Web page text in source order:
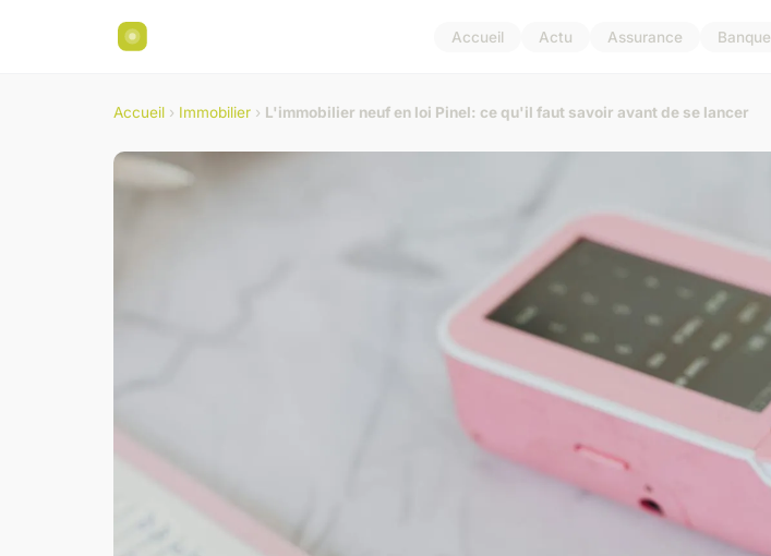
Accueil Actu Assurance Banque
Accueil › Immobilier › L'immobilier neuf en loi Pinel: ce qu'il faut savoir avant de se lancer